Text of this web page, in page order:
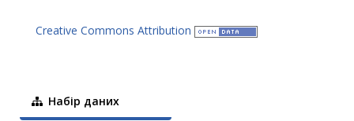
Creative Commons Attribution
Набір даних